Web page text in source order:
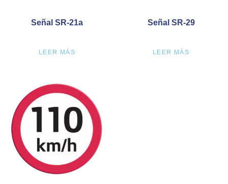
Señal SR-21a
LEER MÁS
Señal SR-29
LEER MÁS